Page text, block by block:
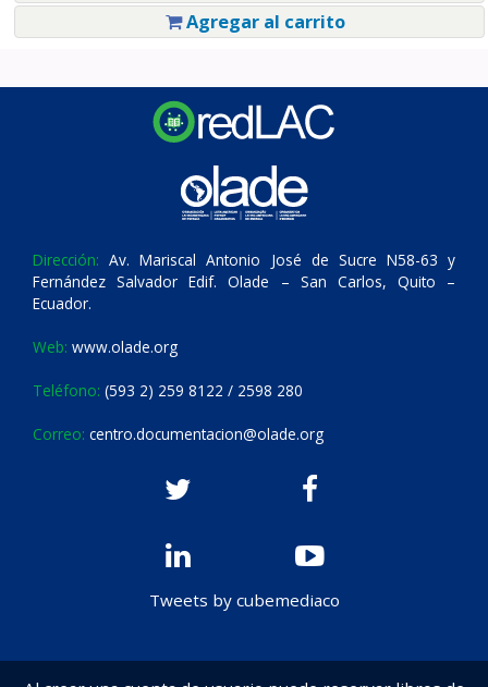
Agregar al carrito
Dirección: Av. Mariscal Antonio José de Sucre N58-63 y
Fernández Salvador Edif. Olade – San Carlos, Quito –
Ecuador.
Web: www.olade.org
Teléfono: (593 2) 259 8122 / 2598 280
Correo: centro.documentacion@olade.org
Tweets by cubemediaco